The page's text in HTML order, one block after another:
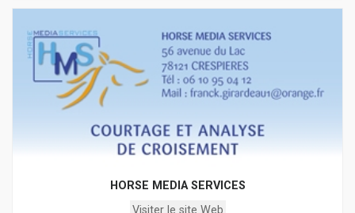
HORSE MEDIA SERVICES